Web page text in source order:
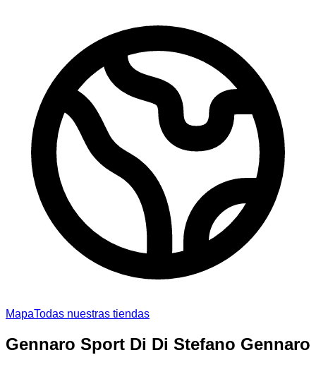
MapaTodas nuestras tiendas
Gennaro Sport Di Di Stefano Gennaro